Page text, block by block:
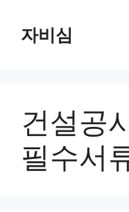
자비심
건설공
필수서